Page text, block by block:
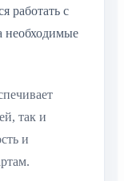
работать с
необходимые
так и
и